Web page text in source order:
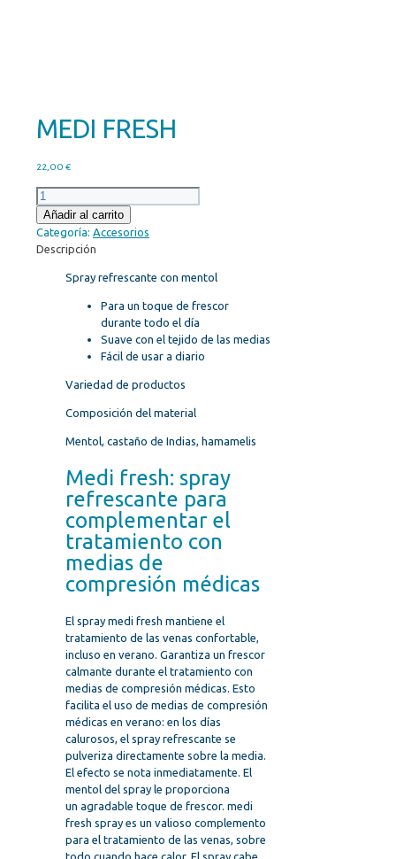
MEDI FRESH
22,00 €
MEDI
FRESH
cantidad
Añadir al carrito
Categoría: Accesorios
Descripción
Spray refrescante con mentol
Para un toque de frescor
durante todo el día
Suave con el tejido de las medias
Fácil de usar a diario
Variedad de productos
Composición del material
Mentol, castaño de Indias, hamamelis
Medi fresh: spray
refrescante para
complementar el
tratamiento con
medias de
compresión médicas
El spray medi fresh mantiene el
tratamiento de las venas confortable,
incluso en verano. Garantiza un frescor
calmante durante el tratamiento con
medias de compresión médicas. Esto
facilita el uso de medias de compresión
médicas en verano: en los días
calurosos, el spray refrescante se
pulveriza directamente sobre la media.
El efecto se nota inmediatamente. El
mentol del spray le proporciona
un agradable toque de frescor. medi
fresh spray es un valioso complemento
para el tratamiento de las venas, sobre
todo cuando hace calor. El spray cabe